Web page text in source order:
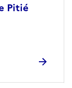
Pitié